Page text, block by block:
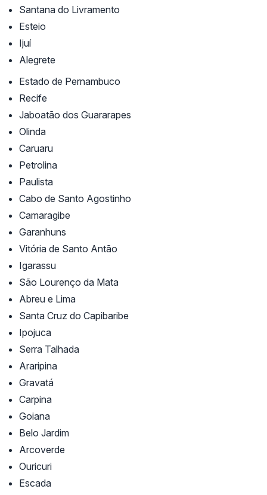
Santana do Livramento
Esteio
Ijuí
Alegrete
Estado de Pernambuco
Recife
Jaboatão dos Guararapes
Olinda
Caruaru
Petrolina
Paulista
Cabo de Santo Agostinho
Camaragibe
Garanhuns
Vitória de Santo Antão
Igarassu
São Lourenço da Mata
Abreu e Lima
Santa Cruz do Capibaribe
Ipojuca
Serra Talhada
Araripina
Gravatá
Carpina
Goiana
Belo Jardim
Arcoverde
Ouricuri
Escada